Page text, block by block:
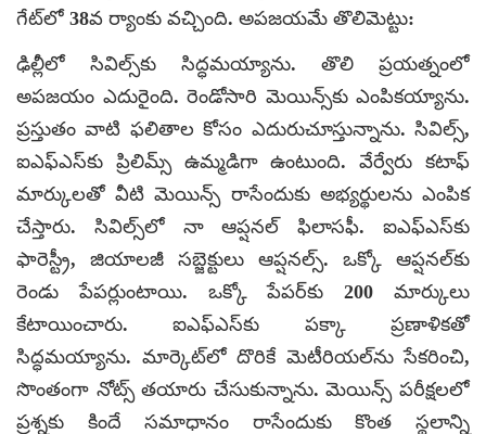
గేట్‌లో 38వ ర్యాంకు వచ్చింది. అపజయమే తొలిమెట్టు:
ఢిల్లీలో సివిల్స్‌కు సిద్ధమయ్యాను. తొలి ప్రయత్నంలో
అపజయం ఎదురైంది. రెండోసారి మెయిన్స్‌కు ఎంపికయ్యాను.
ప్రస్తుతం వాటి ఫలితాల కోసం ఎదురుచూస్తున్నాను. సివిల్స్,
ఐఎఫ్‌ఎస్‌కు ప్రిలిమ్స్ ఉమ్మడిగా ఉంటుంది. వేర్వేరు కటాఫ్
మార్కులతో వీటి మెయిన్స్ రాసేందుకు అభ్యర్థులను ఎంపిక
చేస్తారు. సివిల్స్‌లో నా ఆప్షనల్ ఫిలాసఫీ. ఐఎఫ్‌ఎస్‌కు
ఫారెస్ట్రీ, జియాలజీ సబ్జెక్టులు ఆప్షనల్స్. ఒక్కో ఆప్షనల్‌కు
రెండు పేపర్లుంటాయి. ఒక్కో పేపర్‌కు 200 మార్కులు
కేటాయించారు. ఐఎఫ్‌ఎస్‌కు పక్కా ప్రణాళికతో
సిద్ధమయ్యాను. మార్కెట్‌లో దొరికే మెటీరియల్‌ను సేకరించి,
సొంతంగా నోట్స్ తయారు చేసుకున్నాను. మెయిన్స్ పరీక్షలలో
ప్రశ్నకు కిందే సమాధానం రాసేందుకు కొంత స్థలాన్ని